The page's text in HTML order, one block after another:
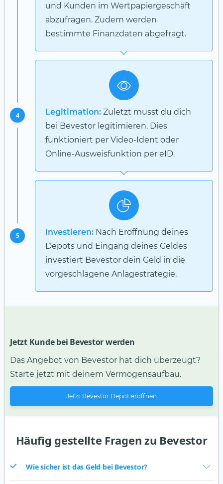
und Kunden im Wertpapiergeschäft
abzufragen. Zudem werden
bestimmte Finanzdaten abgefragt.
4 Legitimation: Zuletzt musst du dich
bei Bevestor legitimieren. Dies
funktioniert per Video-Ident oder
Online-Ausweisfunktion per eID.
5 Investieren: Nach Eröffnung deines
Depots und Eingang deines Geldes
investiert Bevestor dein Geld in die
vorgeschlagene Anlagestrategie.
Jetzt Kunde bei Bevestor werden
Das Angebot von Bevestor hat dich überzeugt?
Starte jetzt mit deinem Vermögensaufbau.
Jetzt Bevestor Depot eröffnen
Häufig gestellte Fragen zu Bevestor
Wie sicher ist das Geld bei Bevestor?